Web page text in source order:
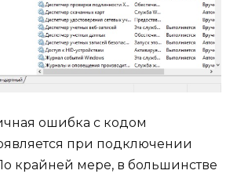
ошибка с кодом
при подключении
крайней мере, в большинстве